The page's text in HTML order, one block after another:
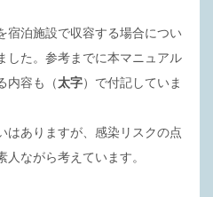
宿泊施設で収容する場合につい
した。参考までに本マニュアル
内容も（太字）で付記していま
はありますが、感染リスクの点
ながら考えています。